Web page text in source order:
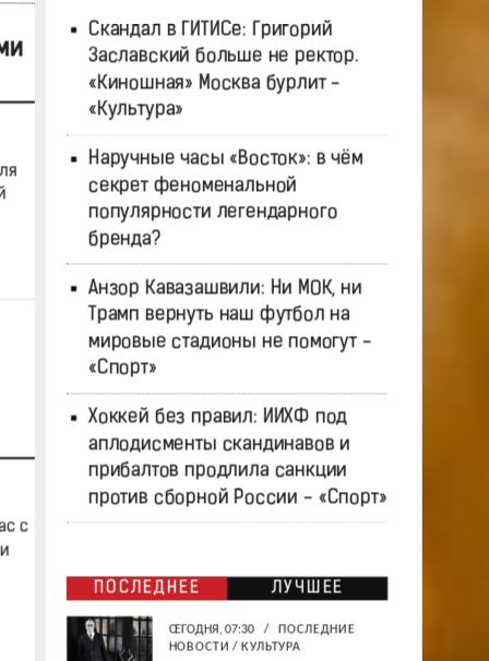
с
Скандал в ГИТИСе: Григорий
Заславский больше не ректор.
«Киношная» Москва бурлит -
«Культура»
Наручные часы «Восток»: в чём
секрет феноменальной
популярности легендарного
бренда?
Анзор Кавазашвили: Ни МОК, ни
Трамп вернуть наш футбол на
мировые стадионы не помогут -
«Спорт»
Хоккей без правил: ИИХФ под
аплодисменты скандинавов и
прибалтов продлила санкции
против сборной России - «Спорт»
ПОСЛЕДНЕЕ ЛУЧШЕЕ
СЕГОДНЯ, 07:30 /
ПОСЛЕДНИЕ
НОВОСТИ / КУЛЬТУРА